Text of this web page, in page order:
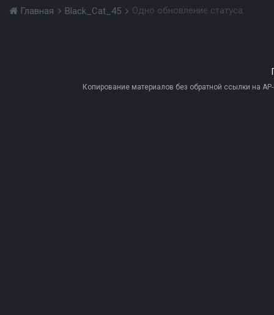
Главная Black_Cat_45 Одно обновление статуса
Копирование материалов без обратной ссылки на